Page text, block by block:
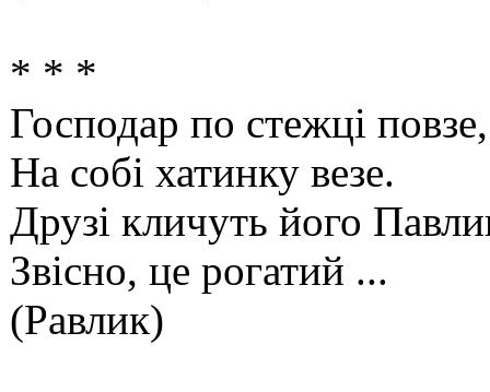
* * *
Господар по стежці повзе,
На собі хатинку везе.
Друзі кличуть його
Звісно, це рогатий ...
(Равлик)